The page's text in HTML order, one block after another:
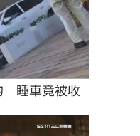
睡車竟被收